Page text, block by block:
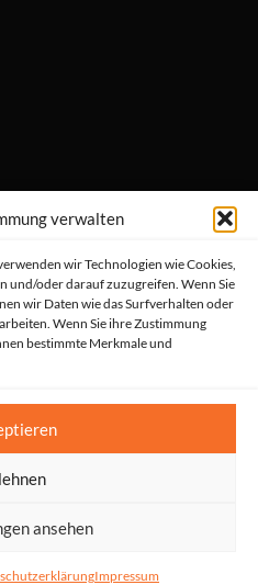
verwalten
wir Technologien wie Cookies,
und/oder darauf zuzugreifen. Wenn Sie
wir Daten wie das Surfverhalten oder
Wenn Sie ihre Zustimmung
bestimmte Merkmale und
ansehen
Impressum